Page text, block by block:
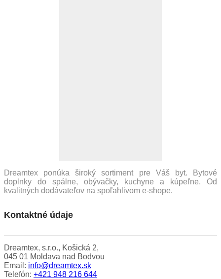
Dreamtex ponúka široký sortiment pre Váš byt. Bytové
doplnky do spálne, obývačky, kuchyne a kúpeľne. Od
kvalitných dodávateľov na spoľahlivom e-shope.
Kontaktné údaje
Dreamtex, s.r.o., Košická 2,
045 01 Moldava nad Bodvou
Email: info@dreamtex.sk
Telefón: +421 948 216 644